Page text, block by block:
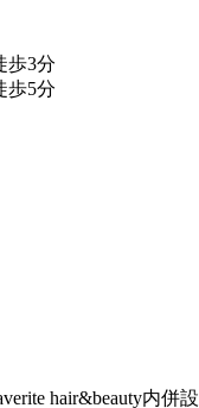
歩3分
歩5分
hair&beauty内併設